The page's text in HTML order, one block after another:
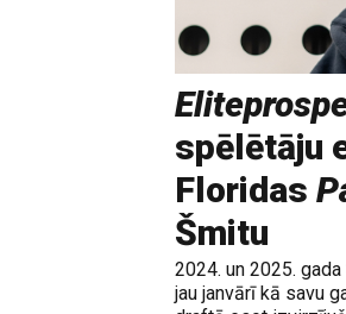
spēlētāju
Floridas
Šmitu
2024. un 2025.
jau janvārī kā savu